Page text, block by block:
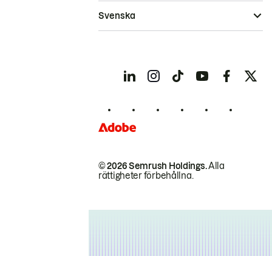
© 2026 Semrush Holdings.Alla
rättigheter förbehållna.
Svenska